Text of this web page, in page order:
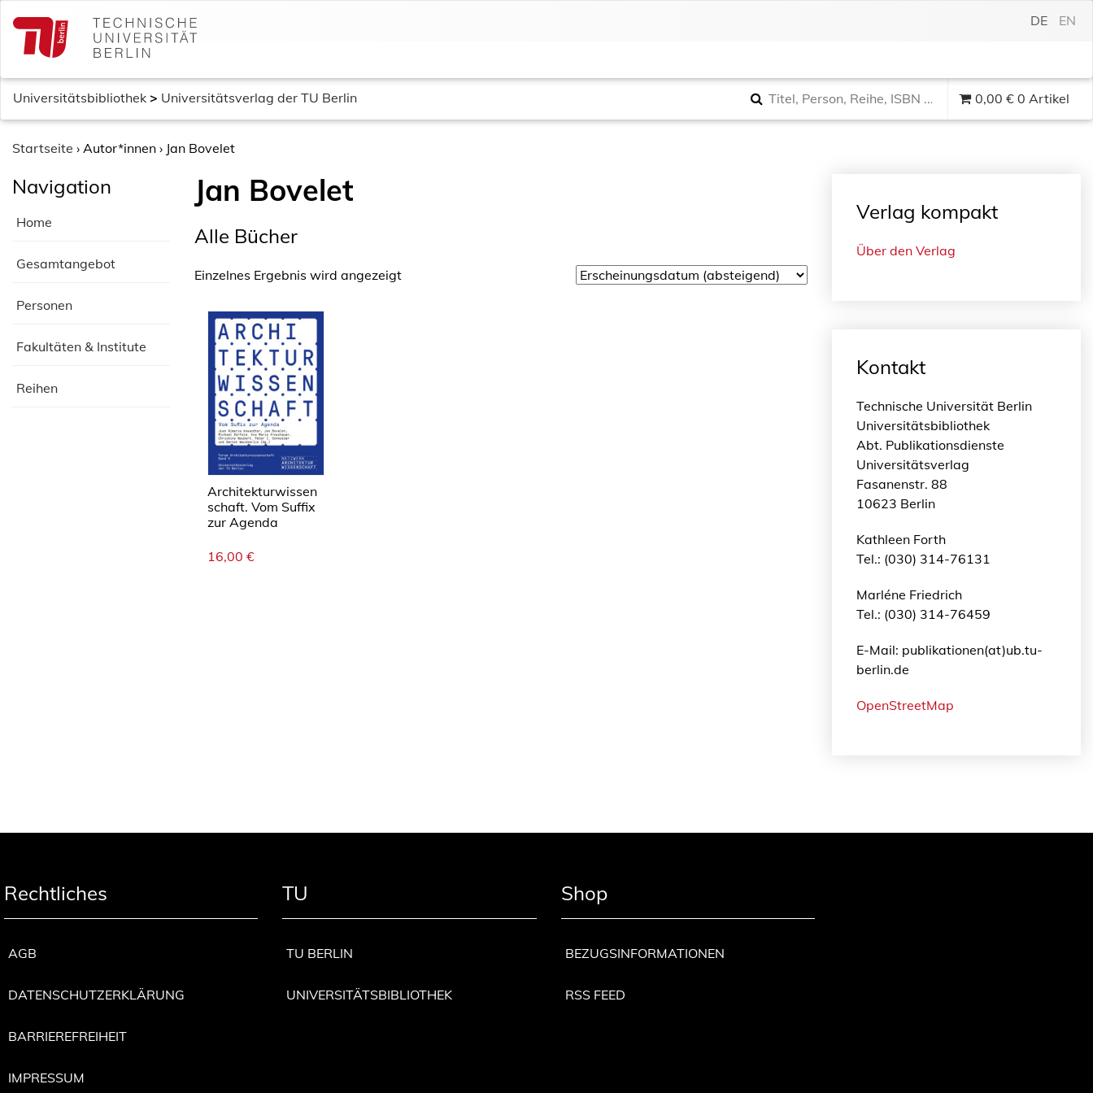
c
DE EN
Universitätsbibliothek > Universitätsverlag der TU Berlin 0,00 € 0 Artikel
Startseite › Autor*innen › Jan Bovelet
Navigation
Home
Gesamtangebot
Personen
Fakultäten & Institute
Reihen
Jan Bovelet
Alle Bücher
Einzelnes Ergebnis wird angezeigt
Architekturwissen
schaft. Vom Suffix
zur Agenda
16,00 €
Verlag kompakt
Über den Verlag
Kontakt
Technische Universität Berlin
Universitätsbibliothek
Abt. Publikationsdienste
Universitätsverlag
Fasanenstr. 88
10623 Berlin
Kathleen Forth
Tel.: (030) 314-76131
Marléne Friedrich
Tel.: (030) 314-76459
E-Mail: publikationen(at)ub.tu-
berlin.de
OpenStreetMap
Rechtliches
AGB
DATENSCHUTZERKLÄRUNG
BARRIEREFREIHEIT
IMPRESSUM
TU
TU BERLIN
UNIVERSITÄTSBIBLIOTHEK
Shop
BEZUGSINFORMATIONEN
RSS FEED